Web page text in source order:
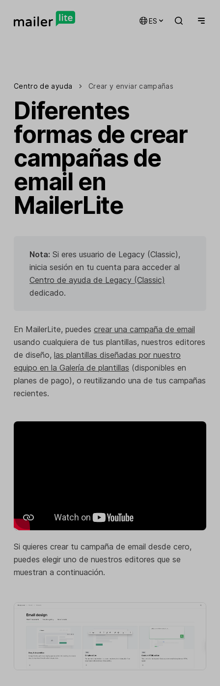
ES
Centro de ayuda Crear y enviar campañas
Diferentes
formas de crear
campañas de
email en
MailerLite
Nota: Si eres usuario de Legacy (Classic),
inicia sesión en tu cuenta para acceder al
Centro de ayuda de Legacy (Classic)
dedicado.
En MailerLite, puedes crear una campaña de email
usando cualquiera de tus plantillas, nuestros editores
de diseño, las plantillas diseñadas por nuestro
equipo en la Galería de plantillas (disponibles en
planes de pago), o reutilizando una de tus campañas
recientes.
Si quieres crear tu campaña de email desde cero,
puedes elegir uno de nuestros editores que se
muestran a continuación.